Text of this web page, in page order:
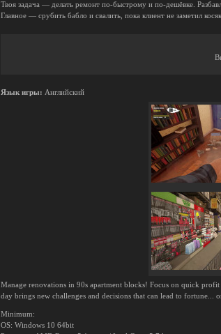
Твоя задача — делать ремонт по-быстрому и по-дешёвке.
Главное — срубить бабло и свалить, пока клиент не заметил
Язык игры: Английский
Manage renovations in 90s apartment blocks! Focus on quick
day brings new challenges and decisions that can lead to fortune...
Minimum:
OS: Windows 10 64bit